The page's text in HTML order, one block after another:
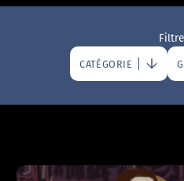
CATÉGORIE